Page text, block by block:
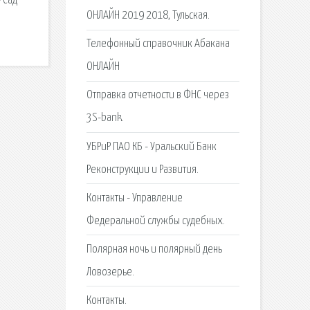
ОНЛАЙН 2019 2018, Тульская.
Телефонный справочник Абакана
ОНЛАЙН
Отправка отчетности в ФНС через
3S-bank.
УБРиР ПАО КБ - Уральский Банк
Реконструкции и Развития.
Контакты - Управление
Федеральной службы судебных.
Полярная ночь и полярный день
Ловозерье.
Контакты.